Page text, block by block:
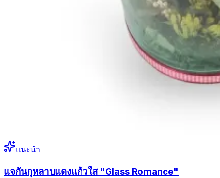
แนะนำ
แจกันกุหลาบแดงแก้วใส "Glass Romance"